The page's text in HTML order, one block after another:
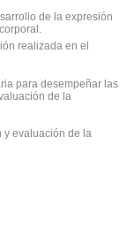
de la expresión
realizada en el
para desempeñar las
de la
y evaluación de la